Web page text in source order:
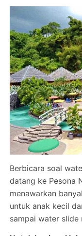
Berbicara soal
datang ke Pesona
menawarkan
untuk anak kecil
sampai water slide